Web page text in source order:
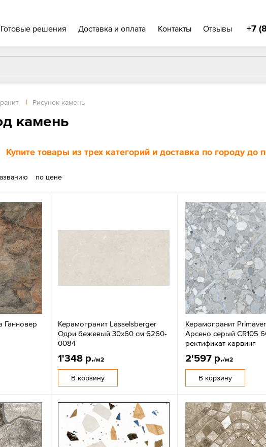
Готовые решения Доставка и оплата Контакты Отзывы +7
| Рисунок камень
камень
Купите товары из трех категорий и доставка по городу до
по цене
Ганновер
Керамогранит Lasselsberger
Одри бежевый 30х60 см 6260-
0084
1'348 р./м2
В корзину
Керамогранит
Арсено серый CR105
ректификат карвинг
2'597 р./м2
В корзину